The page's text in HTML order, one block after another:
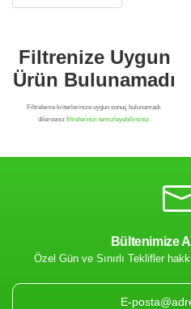
Bültenimize
Özel Gün ve Sınırlı Teklifler